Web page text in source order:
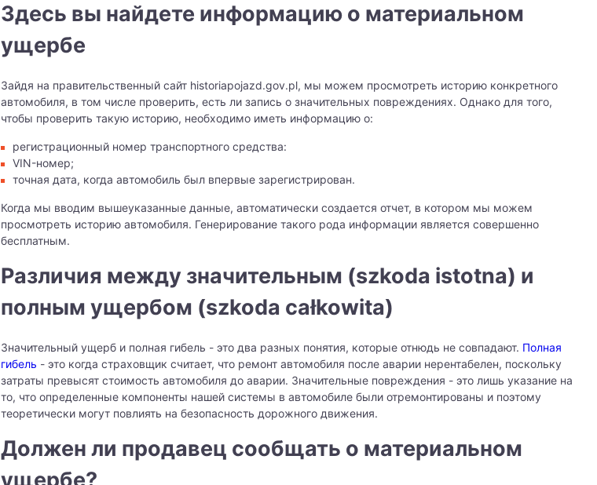
Здесь вы найдете информацию о материальном
ущербе
Зайдя на правительственный сайт historiapojazd.gov.pl, мы можем просмотреть историю конкретного
автомобиля, в том числе проверить, есть ли запись о значительных повреждениях. Однако для того,
чтобы проверить такую историю, необходимо иметь информацию о:
регистрационный номер транспортного средства:
VIN-номер;
точная дата, когда автомобиль был впервые зарегистрирован.
Когда мы вводим вышеуказанные данные, автоматически создается отчет, в котором мы можем
просмотреть историю автомобиля. Генерирование такого рода информации является совершенно
бесплатным.
Различия между значительным (szkoda istotna) и
полным ущербом (szkoda całkowita)
Значительный ущерб и полная гибель - это два разных понятия, которые отнюдь не совпадают. Полная
гибель - это когда страховщик считает, что ремонт автомобиля после аварии нерентабелен, поскольку
затраты превысят стоимость автомобиля до аварии. Значительные повреждения - это лишь указание на
то, что определенные компоненты нашей системы в автомобиле были отремонтированы и поэтому
теоретически могут повлиять на безопасность дорожного движения.
Должен ли продавец сообщать о материальном